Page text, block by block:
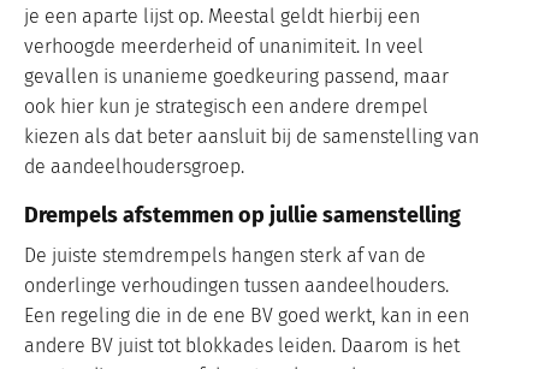
je een aparte lijst op. Meestal geldt hierbij een
verhoogde meerderheid of unanimiteit. In veel
gevallen is unanieme goedkeuring passend, maar
ook hier kun je strategisch een andere drempel
kiezen als dat beter aansluit bij de samenstelling van
de aandeelhoudersgroep.
Drempels afstemmen op jullie samenstelling
De juiste stemdrempels hangen sterk af van de
onderlinge verhoudingen tussen aandeelhouders.
Een regeling die in de ene BV goed werkt, kan in een
andere BV juist tot blokkades leiden. Daarom is het